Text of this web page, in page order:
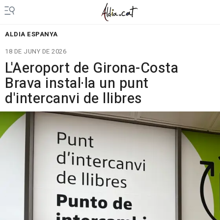
ALDIA ESPANYA
18 DE JUNY DE 2026
L'Aeroport de Girona-Costa
Brava instal·la un punt
d'intercanvi de llibres